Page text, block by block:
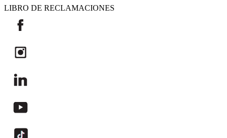
LIBRO DE RECLAMACIONES